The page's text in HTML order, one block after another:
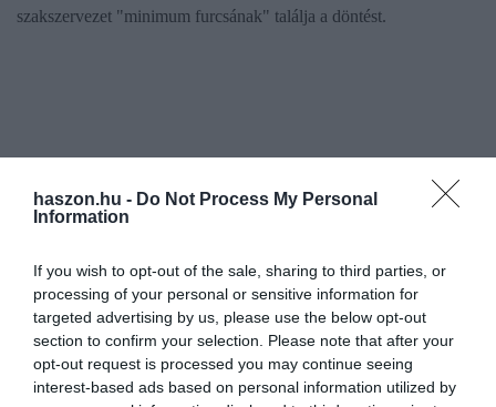
haszon.hu - Do Not Process My Personal
Information
If you wish to opt-out of the sale, sharing to third parties, or
processing of your personal or sensitive information for
targeted advertising by us, please use the below opt-out
section to confirm your selection. Please note that after your
opt-out request is processed you may continue seeing
interest-based ads based on personal information utilized by
szakszervezet "minimum furcsának" találja a döntést.